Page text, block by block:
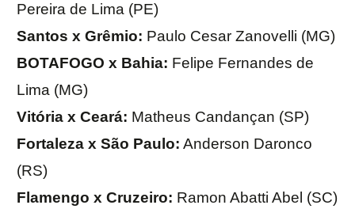
Pereira de Lima (PE)
Santos x Grêmio: Paulo Cesar Zanovelli (MG)
BOTAFOGO x Bahia: Felipe Fernandes de
Lima (MG)
Vitória x Ceará: Matheus Candançan (SP)
Fortaleza x São Paulo: Anderson Daronco
(RS)
Flamengo x Cruzeiro: Ramon Abatti Abel (SC)